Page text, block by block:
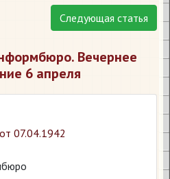
Следующая статья
Вечернее
6 апреля
07.04.1942